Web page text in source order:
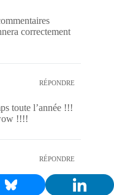
correctement
RÉPONDRE
toute l’année !!!
!!!!
RÉPONDRE